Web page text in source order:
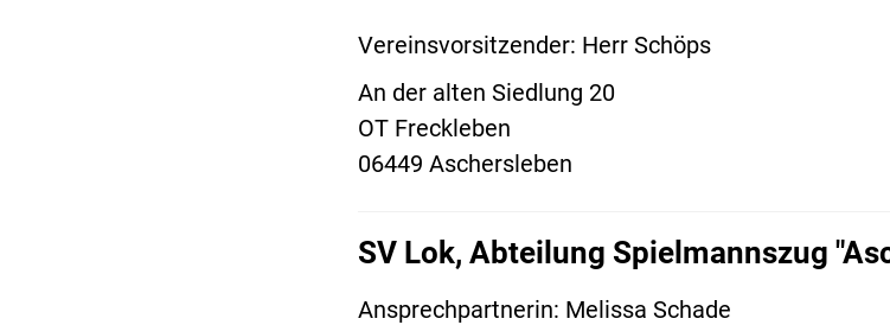
Vereinsvorsitzender: Herr Schöps
An der alten Siedlung 20
OT Freckleben
06449 Aschersleben
SV Lok, Abteilung Spielmannszug
Ansprechpartnerin: Melissa Schade